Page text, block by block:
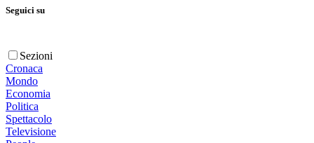
Seguici su
Sezioni
Cronaca
Mondo
Economia
Politica
Spettacolo
Televisione